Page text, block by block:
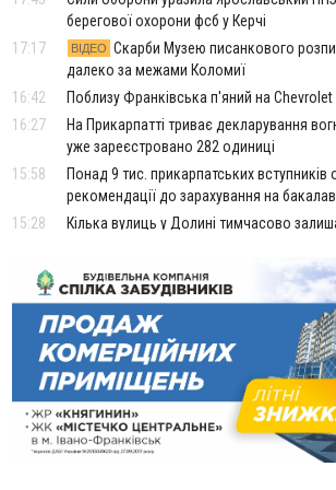
берегової охорони фсб у Керчі
17:17
ВІДЕО Скарби Музею писанкового
далеко за межами Коломиї
16:42
Поблизу Франківська п'яний на Chevrolet
16:27
На Прикарпатті триває декларування
уже зареєстровано 282 одиниці
15:58
Понад 9 тис. прикарпатських вступників
рекомендації до зарахування на
15:28
Кілька вулиць у Долині тимчасово
14:35
Не знає англійську на достатньому
Кишакевич не зможе стати суддею
кримінального суду
14:14
У Ворохті проведуть Кубок ФЛСУ зі
пам'яті оборонця Богдана Бухонка
13:30
На Калущині розшукали чоловіка,
блукав у лісі
13:14
Боднар розповів про реакцію влади